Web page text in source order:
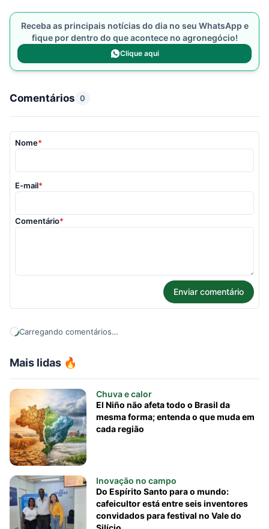
Mais lidas 🔥
Chuva e calor
El Niño não afeta todo o Brasil da
mesma forma; entenda o que muda em
cada região
Inovação no campo
Do Espírito Santo para o mundo:
cafeicultor está entre seis inventores
convidados para festival no Vale do
Receba as principais notícias do dia no seu WhatsApp e
fique por dentro do que acontece no agronegócio!
Clique aqui
Comentários 0
Nome*
E-mail*
Comentário*
Enviar comentário
Carregando comentários…